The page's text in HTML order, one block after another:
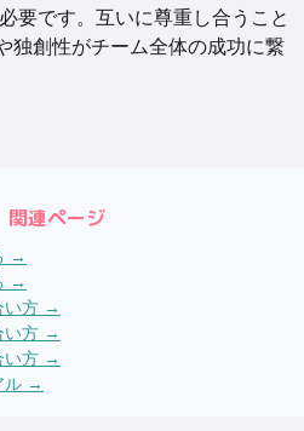
要です。互いに尊重し合うこと
独創性がチーム全体の成功に繋
関連ページ
→
→
い方 →
い方 →
い方 →
ル →